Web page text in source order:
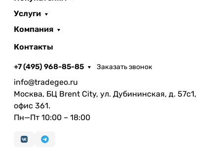
Услуги
Компания
Контакты
+7 (495) 968-85-85 Заказать звонок
info@tradegeo.ru
Москва, БЦ Brent City, ул. Дубининская, д. 57с1,
офис 361.
Пн—Пт 10:00 – 18:00